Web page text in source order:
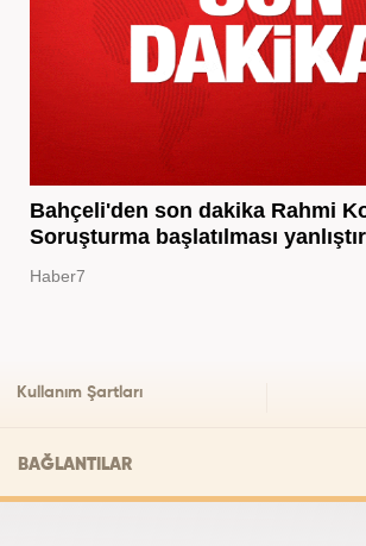
Bahçeli'den son dakika Rahmi
Soruşturma başlatılması yanlıştır
Haber7
Kullanım Şartları
BAĞLANTILAR